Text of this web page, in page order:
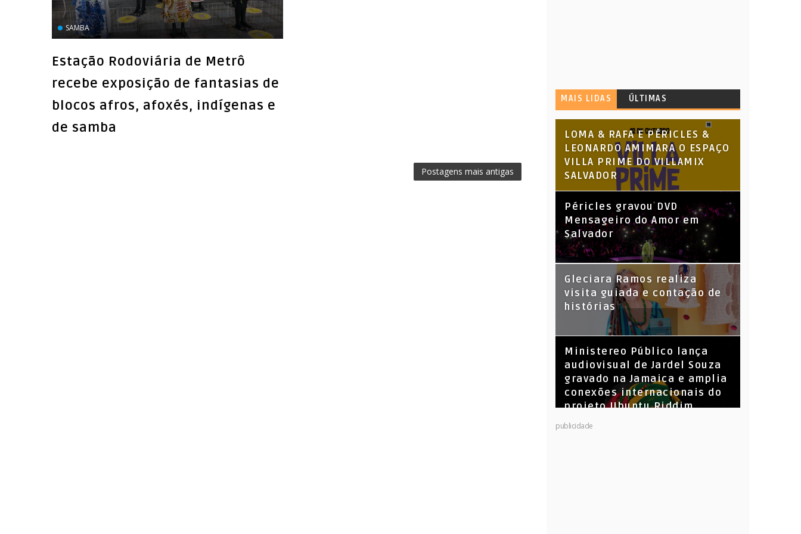
SAMBA
Estação Rodoviária de Metrô
recebe exposição de fantasias de
blocos afros, afoxés, indígenas e
de samba
Postagens mais antigas
MAIS LIDAS ÚLTIMAS
LOMA & RAFA E PÉRICLES &
LEONARDO AMIMARA O ESPAÇO
VILLA PRIME DO VILLAMIX
SALVADOR
Péricles gravou DVD
Mensageiro do Amor em
Salvador
KL Jay (Racionais MC’s), DJ
Raíz e DJ Leandro Vitrola na
BIGSHAKE 14
Gleciara Ramos realiza
visita guiada e contação de
histórias
​Ministereo Público lança
audiovisual de Jardel Souza
gravado na Jamaica e amplia
conexões internacionais do
projeto Ubuntu Riddim
publicidade